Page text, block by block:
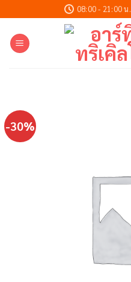
to
content
08:00 - 21:00 น.
-30%